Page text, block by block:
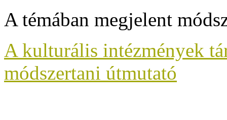
A témában megjelent
A kulturális intézmények
módszertani útmutató